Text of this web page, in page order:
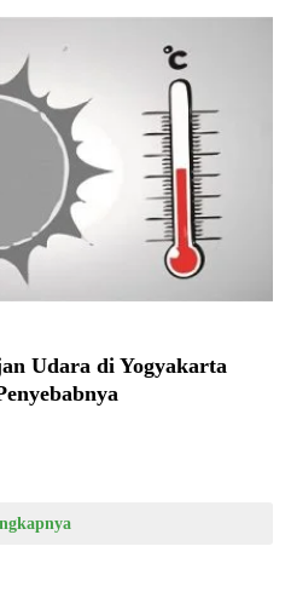
Udara di Yogyakarta